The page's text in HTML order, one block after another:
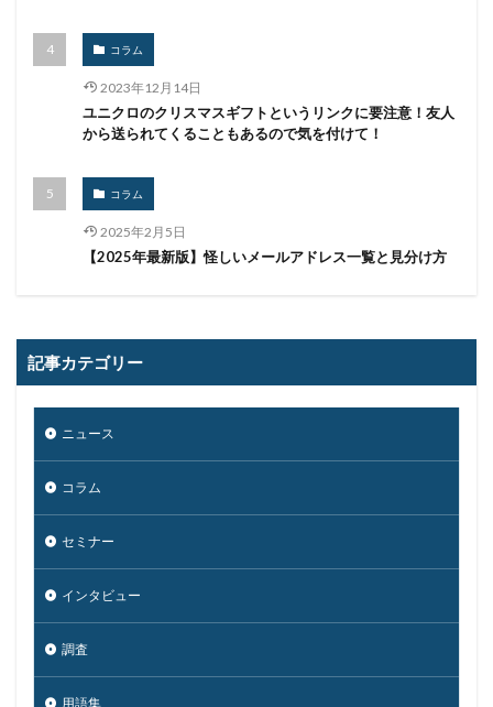
コラム
2023年12月14日
ユニクロのクリスマスギフトというリンクに要注意！友人
から送られてくることもあるので気を付けて！
コラム
2025年2月5日
【2025年最新版】怪しいメールアドレス一覧と見分け方
記事カテゴリー
ニュース
コラム
セミナー
インタビュー
調査
用語集